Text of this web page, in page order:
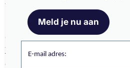
Meld je nu aan
E-mail adres:
Vichy deodorant anti-
Heb je liever een deodorant spray
ook de
Vichy anti-transpiratie
Vichy anti-transpiratie deodorant
assortiment.